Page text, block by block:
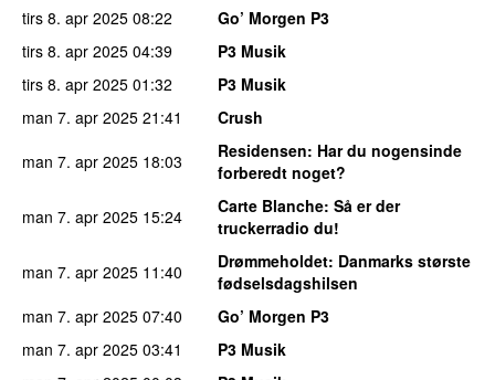
tirs 8. apr 2025 08:22
Go’ Morgen P3
tirs 8. apr 2025 04:39
P3 Musik
tirs 8. apr 2025 01:32
P3 Musik
man 7. apr 2025 21:41
Crush
man 7. apr 2025 18:03 Residensen: Har du nogensinde
forberedt noget?
man 7. apr 2025 15:24 Carte Blanche: Så er der
truckerradio du!
man 7. apr 2025 11:40 Drømmeholdet: Danmarks største
fødselsdagshilsen
man 7. apr 2025 07:40
Go’ Morgen P3
man 7. apr 2025 03:41
P3 Musik